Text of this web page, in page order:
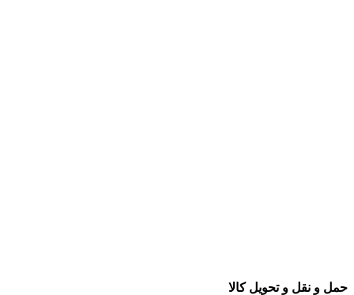
حمل و نقل و تحویل کالا